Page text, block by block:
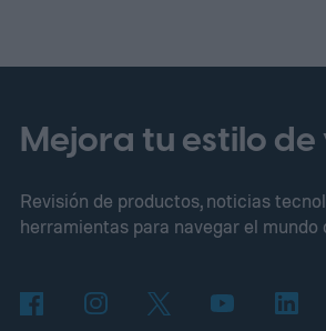
Mejora tu estilo
Revisión de productos, noticias
herramientas para navegar el mundo